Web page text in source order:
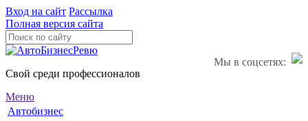
Вход на сайт Рассылка
Полная версия сайта
Мы в соцсетях:
Свой среди профессионалов
Меню
Автобизнес